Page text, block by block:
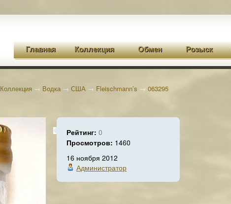
Главная Коллекция Обмен Розыск
Коллекция → Водка→ США → Fleischmann’s → 063295
Рейтинг: 0
Просмотров: 1460
16 ноября 2012
Администратор